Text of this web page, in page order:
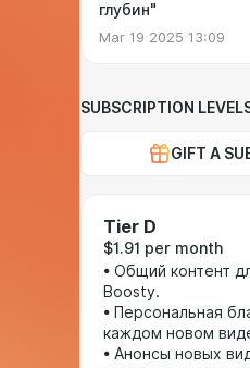
глубин"
Mar 19 2025 13:09
SUBSCRIPTION
GIFT A
Tier D
$1.91 per month
• Общий контент
Boosty.
• Персональная
каждом новом
• Анонсы новых